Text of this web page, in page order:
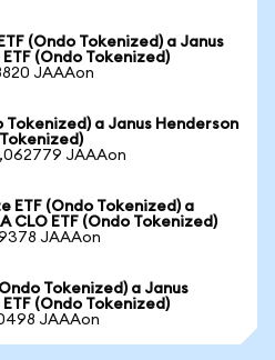
(Ondo Tokenized) a Janus
(Ondo Tokenized)
JAAAon
Tokenized) a Janus Henderson
JAAAon
ETF (Ondo Tokenized) a
CLO ETF (Ondo Tokenized)
JAAAon
Tokenized) a Janus
(Ondo Tokenized)
JAAAon